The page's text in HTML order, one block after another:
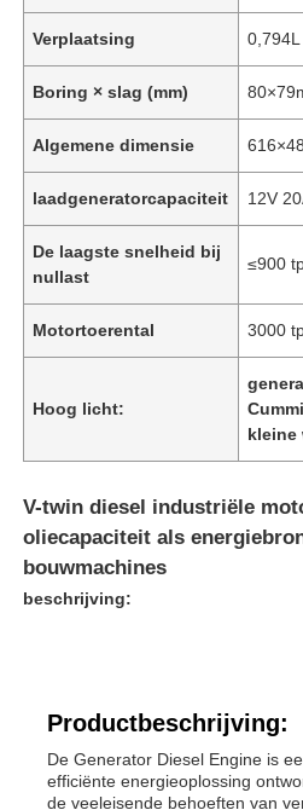
Verplaatsing 0,794L
Boring × slag (mm)
Algemene dimensie
laadgeneratorcapaciteit 12V
De laagste snelheid bij
nullast
≤900
Motortoerental 3000
Hoog licht:
kleine
V-twin diesel industriële
oliecapaciteit als
bouwmachines
beschrijving:
Productbeschrijving:
De Generator Diesel Engine is
efficiënte energieoplossing
de veeleisende behoeften van